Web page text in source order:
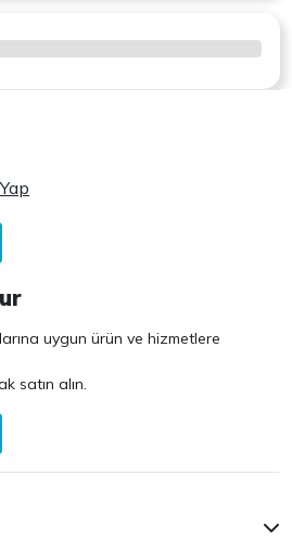
uygun ürün ve hizmetlere
satın alın.